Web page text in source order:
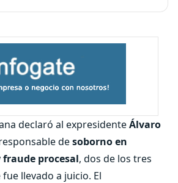
declaró al expresidenteÁlvaro
desoborno en
procesal, dos de los tres
llevado a juicio. El